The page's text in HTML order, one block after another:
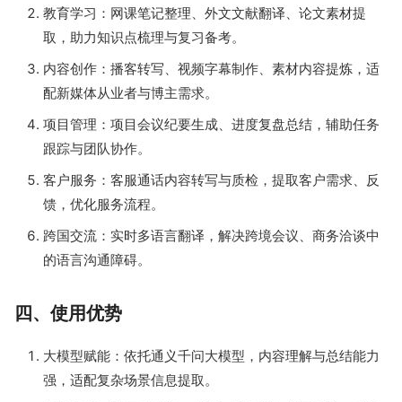
教育学习：网课笔记整理、外文文献翻译、论文素材提
取，助力知识点梳理与复习备考。
内容创作：播客转写、视频字幕制作、素材内容提炼，适
配新媒体从业者与博主需求。
项目管理：项目会议纪要生成、进度复盘总结，辅助任务
跟踪与团队协作。
客户服务：客服通话内容转写与质检，提取客户需求、反
馈，优化服务流程。
跨国交流：实时多语言翻译，解决跨境会议、商务洽谈中
的语言沟通障碍。
四、使用优势
大模型赋能：依托通义千问大模型，内容理解与总结能力
强，适配复杂场景信息提取。